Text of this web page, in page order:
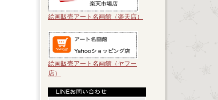
絵画販売アート名画館（楽天店）
絵画販売アート名画館（ヤフー
店）